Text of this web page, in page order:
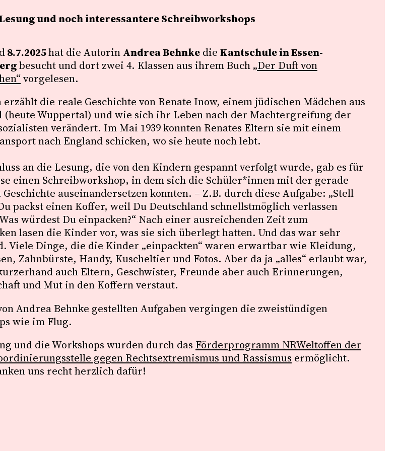
und noch interessantere Schreibworkshops
8.7.2025hat die Autorin Andrea Behnkedie Kantschule in Essen-
besucht und dort zwei 4. Klassen aus ihrem Buch „Der Duft von
vorgelesen.
erzählt die reale Geschichte von Renate Inow, einem jüdischen Mädchen aus
(heute Wuppertal) und wie sich ihr Leben nach der Machtergreifung der
verändert. Im Mai 1939 konnten Renates Eltern sie mit einem
nach England schicken, wo sie heute noch lebt.
an die Lesung, die von den Kindern gespannt verfolgt wurde, gab es für
einen Schreibworkshop, in dem sich die Schüler*innen mit der gerade
auseinandersetzen konnten. – Z.B. durch diese Aufgabe: „Stell
packst einen Koffer, weil Du Deutschland schnellstmöglich verlassen
würdest Du einpacken?“ Nach einer ausreichenden Zeit zum
lasen die Kinder vor, was sie sich überlegt hatten. Und das war sehr
Viele Dinge, die die Kinder „einpackten“ waren erwartbar wie Kleidung,
Zahnbürste, Handy, Kuscheltier und Fotos. Aber da ja „alles“ erlaubt war,
auch Eltern, Geschwister, Freunde aber auch Erinnerungen,
und Mut in den Koffern verstaut.
Andrea Behnke gestellten Aufgaben vergingen die zweistündigen
wie im Flug.
und die Workshops wurden durch das Förderprogramm NRWeltoffen der
gegen Rechtsextremismus und Rassismus ermöglicht.
uns recht herzlich dafür!